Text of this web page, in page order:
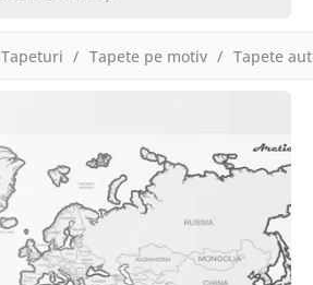
Tapeturi Tapete pe motiv Tapete